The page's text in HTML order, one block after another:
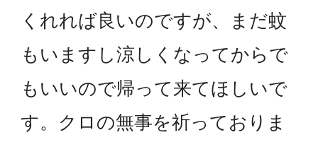
くれれば良いのですが、まだ蚊
もいますし涼しくなってからで
もいいので帰って来てほしいで
す。クロの無事を祈っておりま